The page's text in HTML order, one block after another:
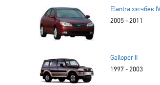
Elantra хэтчбек IV
2005 - 2011
Galloper II
1997 - 2003